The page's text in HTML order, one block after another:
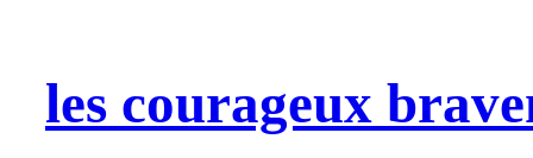
les courageux